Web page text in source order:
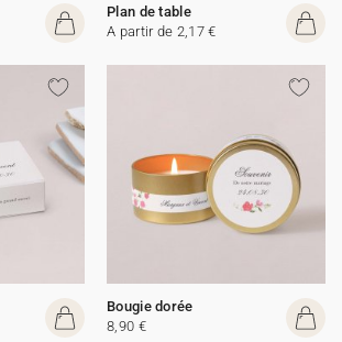
Plan de table
A partir de 2,17 €
Bougie dorée
8,90 €